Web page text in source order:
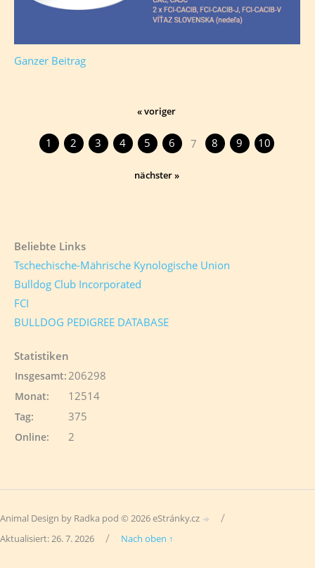
Ganzer Beitrag
« voriger
1 2 3 4 5 6 7 8 9 10
nächster »
Beliebte Links
Tschechische-Mährische Kynologische Union
Bulldog Club Incorporated
FCI
BULLDOG PEDIGREE DATABASE
Statistiken
Online: 2
Insgesamt:206298
Monat: 12514
Tag: 375
Animal Design by Radka pod © 2026 eStránky.cz /
Aktualisiert: 26. 7. 2026 / Nach oben ↑